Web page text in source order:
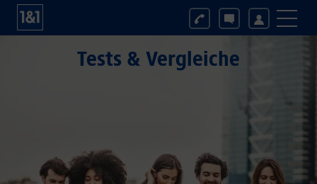
Tests & Vergleiche